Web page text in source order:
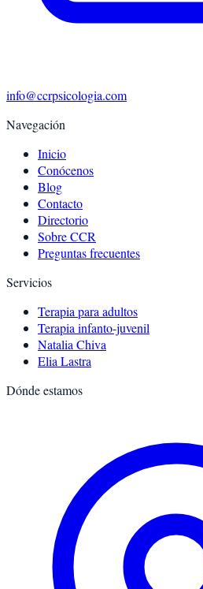
info@ccrpsicologia.com
Navegación
Inicio
Conócenos
Blog
Contacto
Directorio
Sobre CCR
Preguntas frecuentes
Servicios
Terapia para adultos
Terapia infanto-juvenil
Natalia Chiva
Elia Lastra
Dónde estamos